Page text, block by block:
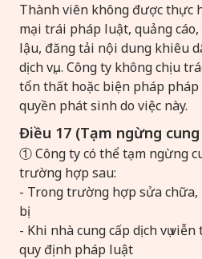
Thành viên không được thực
mại trái pháp luật, quảng
lậu, đăng tải nội dung khiêu
dịch vụ,... Công ty không chịu
tổn thất hoặc biện pháp
quyền phát sinh do việc này.
Điều 17 (Tạm ngừng cung
① Công ty có thể tạm ngừng
trường hợp sau:
- Trong trường hợp sửa
bị
- Khi nhà cung cấp dịch vụ
quy định pháp luật